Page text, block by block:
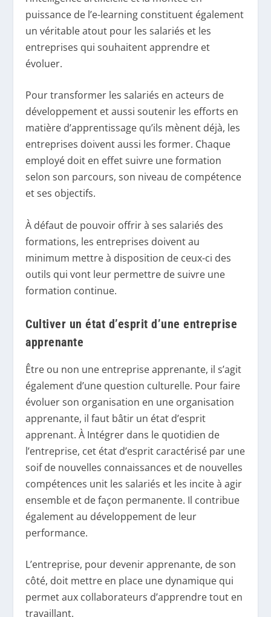
puissance de l’e-learning constituent également
un véritable atout pour les salariés et les
entreprises qui souhaitent apprendre et
évoluer.
Pour transformer les salariés en acteurs de
développement et aussi soutenir les efforts en
matière d’apprentissage qu’ils mènent déjà, les
entreprises doivent aussi les former. Chaque
employé doit en effet suivre une formation
selon son parcours, son niveau de compétence
et ses objectifs.
À défaut de pouvoir offrir à ses salariés des
formations, les entreprises doivent au
minimum mettre à disposition de ceux-ci des
outils qui vont leur permettre de suivre une
formation continue.
Cultiver un état d’esprit d’une entreprise
apprenante
Être ou non une entreprise apprenante, il s’agit
également d’une question culturelle. Pour faire
évoluer son organisation en une organisation
apprenante, il faut bâtir un état d’esprit
apprenant. À Intégrer dans le quotidien de
l’entreprise, cet état d’esprit caractérisé par une
soif de nouvelles connaissances et de nouvelles
compétences unit les salariés et les incite à agir
ensemble et de façon permanente. Il contribue
également au développement de leur
performance.
L’entreprise, pour devenir apprenante, de son
côté, doit mettre en place une dynamique qui
permet aux collaborateurs d’apprendre tout en
travaillant.